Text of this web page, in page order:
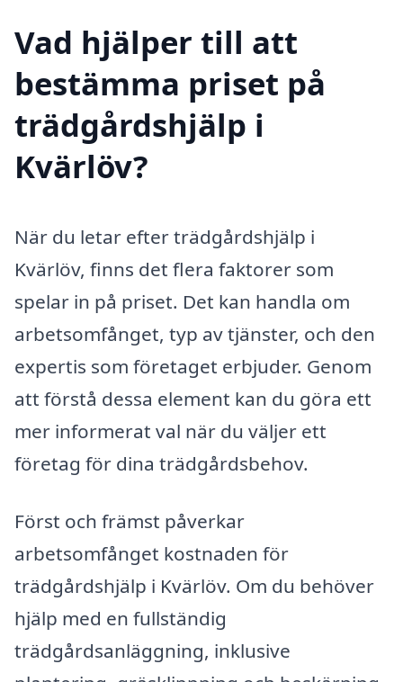
Vad hjälper till att
bestämma priset på
trädgårdshjälp i
Kvärlöv?
När du letar efter trädgårdshjälp i
Kvärlöv, finns det flera faktorer som
spelar in på priset. Det kan handla om
arbetsomfånget, typ av tjänster, och den
expertis som företaget erbjuder. Genom
att förstå dessa element kan du göra ett
mer informerat val när du väljer ett
företag för dina trädgårdsbehov.
Först och främst påverkar
arbetsomfånget kostnaden för
trädgårdshjälp i Kvärlöv. Om du behöver
hjälp med en fullständig
trädgårdsanläggning, inklusive